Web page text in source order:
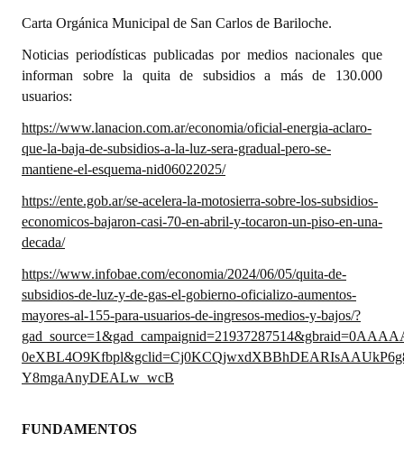
Reglamento Interno
Digesto
Organigrama
DOCUMENTOS
Informes de Gestión
Proyectos Presentados
Dictámenes Asesoría Letrada
Actas de Sesión
Informes de Unidad Coordinadora
Ejecución Presupuestaria
Actas de Audiencias Públicas
NORMATIVA
Carta Orgánica Municipal de San Carlos de Bariloche.
Noticias periodísticas publicadas por medios nacionales que
informan sobre la quita de subsidios a más de 130.000
usuarios:
https://www.lanacion.com.ar/economia/oficial-energia-aclaro-
que-la-baja-de-subsidios-a-la-luz-sera-gradual-pero-se-
mantiene-el-esquema-nid06022025/
https://ente.gob.ar/se-acelera-la-motosierra-sobre-los-subsidios-
economicos-bajaron-casi-70-en-abril-y-tocaron-un-piso-en-una-
decada/
https://www.infobae.com/economia/2024/06/05/quita-de-
subsidios-de-luz-y-de-gas-el-gobierno-oficializo-aumentos-
mayores-al-155-para-usuarios-de-ingresos-medios-y-bajos/?
Y8mgaAnyDEALw_wcB
FUNDAMENTOS